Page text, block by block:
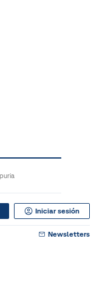
Iniciar sesión
Newsletters